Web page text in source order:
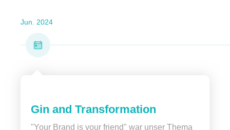
Jun. 2024
Gin and Transformation
"Your Brand is your friend" war unser Thema